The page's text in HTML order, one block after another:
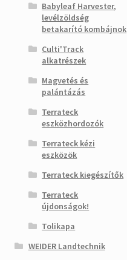
Babyleaf Harvester,
levélzöldség
betakarító kombájnok
Culti'Track
alkatrészek
Magvetés és
palántázás
Terrateck
eszközhordozók
Terrateck kézi
eszközök
Terrateck kiegészítők
Terrateck
újdonságok!
Tolikapa
WEIDER Landtechnik